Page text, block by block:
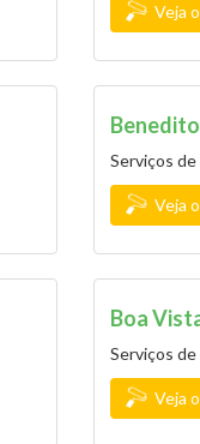
Veja
Serviços
Veja
Boa
Serviços
Veja